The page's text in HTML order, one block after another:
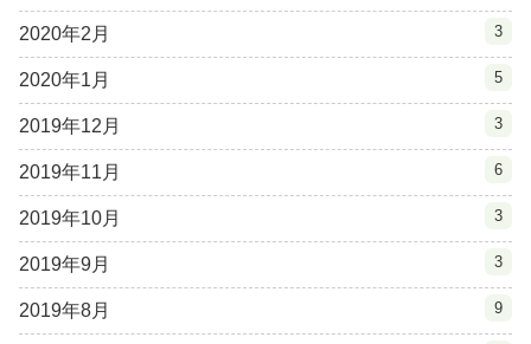
2020年2月 3
2020年1月 5
2019年12月 3
2019年11月 6
2019年10月 3
2019年9月 3
2019年8月 9